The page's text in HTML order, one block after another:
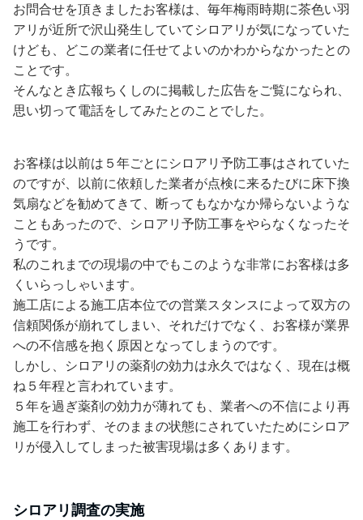
お問合せを頂きましたお客様は、毎年梅雨時期に茶色い羽
アリが近所で沢山発生していてシロアリが気になっていた
けども、どこの業者に任せてよいのかわからなかったとの
ことです。
そんなとき広報ちくしのに掲載した広告をご覧になられ、
思い切って電話をしてみたとのことでした。
お客様は以前は５年ごとにシロアリ予防工事はされていた
のですが、以前に依頼した業者が点検に来るたびに床下換
気扇などを勧めてきて、断ってもなかなか帰らないような
こともあったので、シロアリ予防工事をやらなくなったそ
うです。
私のこれまでの現場の中でもこのような非常にお客様は多
くいらっしゃいます。
施工店による施工店本位での営業スタンスによって双方の
信頼関係が崩れてしまい、それだけでなく、お客様が業界
への不信感を抱く原因となってしまうのです。
しかし、シロアリの薬剤の効力は永久ではなく、現在は概
ね５年程と言われています。
５年を過ぎ薬剤の効力が薄れても、業者への不信により再
施工を行わず、そのままの状態にされていたためにシロア
リが侵入してしまった被害現場は多くあります。
シロアリ調査の実施